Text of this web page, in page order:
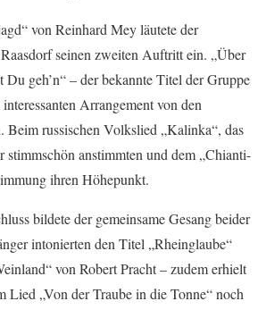
von Reinhard Mey läutete der
seinen zweiten Auftritt ein. „Über
Du geh’n“ – der bekannte Titel der Gruppe
Arrangement von den
Beim russischen Volkslied „Kalinka“, das
stimmschön anstimmten und dem „Chianti-
ihren Höhepunkt.
bildete der gemeinsame Gesang beider
intonierten den Titel „Rheinglaube“
von Robert Pracht – zudem erhielt
Lied „Von der Traube in die Tonne“ noch